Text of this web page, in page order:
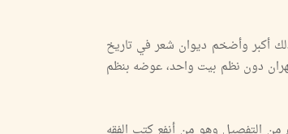
أكبر وأضخم ديوان شعر في تاريخ
عمله، فإذا مر الشهران دون نظم بيت واحد، عوضه بنظم